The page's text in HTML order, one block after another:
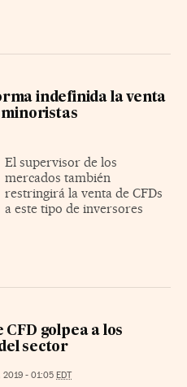
indefinida la venta
minoristas
El supervisor de los
mercados también
restringirá la venta de CFDs
a este tipo de inversores
golpea a los
sector
2019 - 01:05 EDT